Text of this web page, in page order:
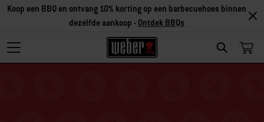
SEARCH
Koop een BBQ en ontvang 10% korting op een barbecuehoes binnen
dezelfde aankoop - Ontdek BBQs